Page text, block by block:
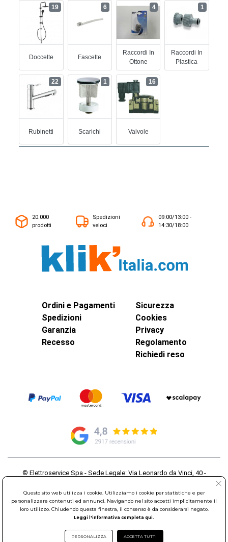
Doccette
19
Fascette
6
Raccordi In
Ottone
4
Raccordi In
Plastica
1
Rubinetti
22
Scarichi
1
Valvole
16
20.000
prodotti
Spedizioni
veloci
09:00/13:00 -
14:30/18:00
Ordini e Pagamenti
Spedizioni
Garanzia
Recesso
Sicurezza
Cookies
Privacy
Regolamento
Richiedi reso
© Elettroservice Spa - Sede Legale: Via Leonardo da Vinci, 40 -
Partita Iva: 01586761007 - Codice Fiscale: 06634500588 Capitale
Sociale 1.600.000,00 Euro i.v. Iscritto al Registro delle Imprese di
Roma REA: RM-535144
Sede Operativa: Via Leonardo da Vinci, 40 - 00015 Monterotondo
Scalo (RM) - Telefono:06.90095358
Questo sito web utilizza i cookie. Utilizziamo i cookie per statistiche e per
personalizzare contenuti ed annunci. Navigando nel sito accetti implicitamente il
loro utilizzo. Chiudendo questa finestra, il consenso è da considerarsi negato.
Leggi l'informativa completa qui.
PERSONALIZZA ACCETTA TUTTI